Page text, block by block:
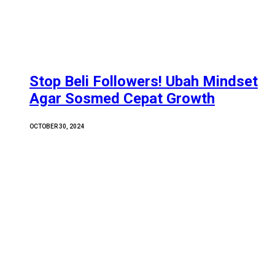
Stop Beli Followers! Ubah Mindset
Agar Sosmed Cepat Growth
OCTOBER 30, 2024